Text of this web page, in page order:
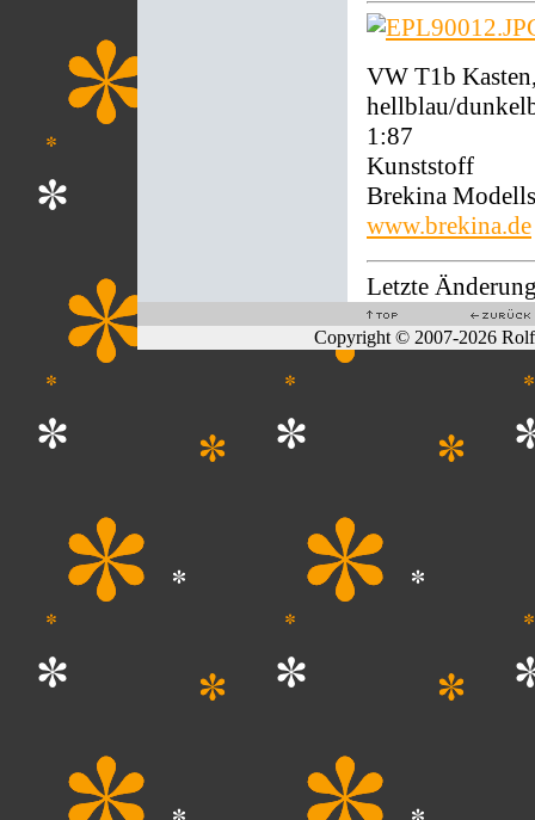
VW T1b
hellblau/
1:87
Kunststoff
Brekina
www.brekina.de
Letzte
Copyright © 2007-2026